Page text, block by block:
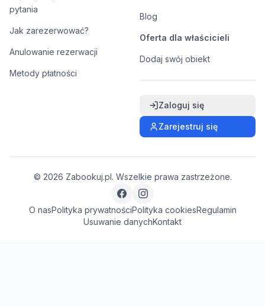
pytania
Jak zarezerwować?
Anulowanie rezerwacji
Metody płatności
Blog
Oferta dla właścicieli
Dodaj swój obiekt
Zaloguj się
Zarejestruj się
© 2026 Zabookuj.pl. Wszelkie prawa zastrzeżone.
O nasPolityka prywatnościPolityka cookiesRegulamin
Usuwanie danychKontakt